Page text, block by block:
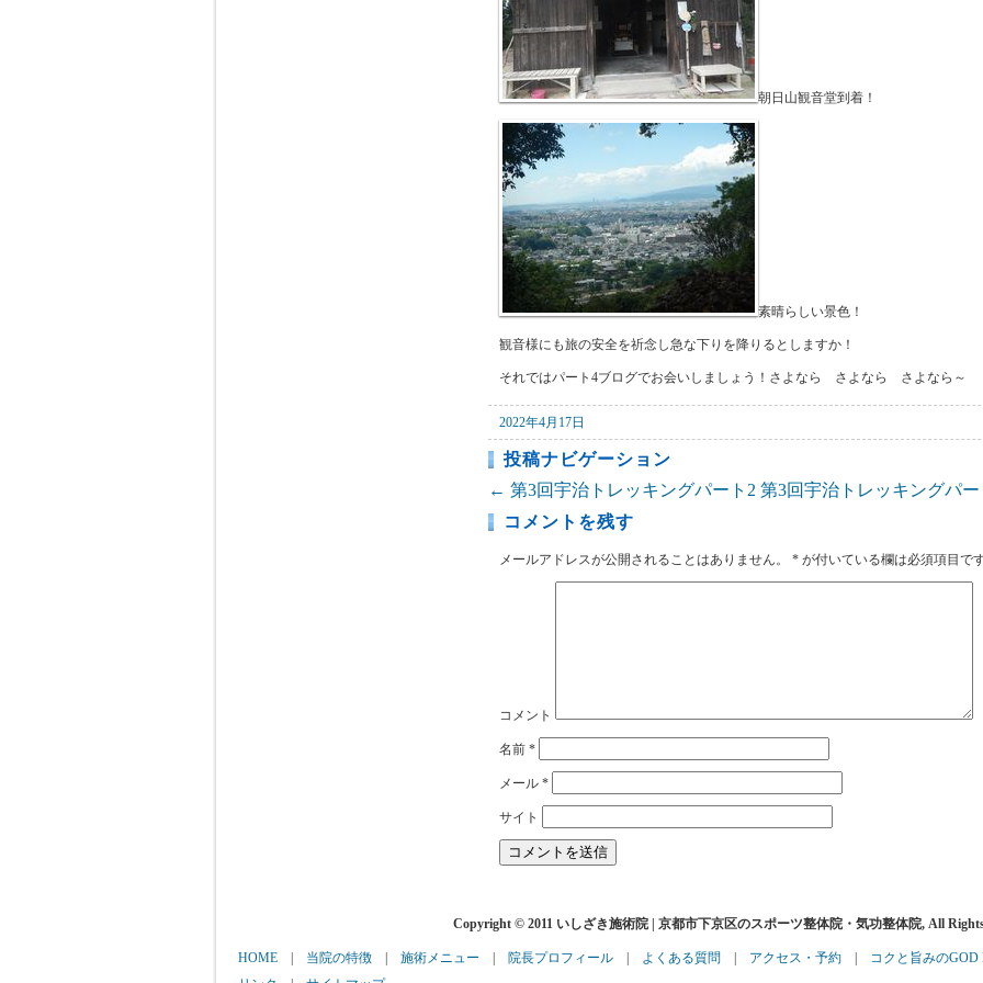
朝日山観音堂到着！
素晴らしい景色！
観音様にも旅の安全を祈念し急な下りを降りるとしますか！
それではパート4ブログでお会いしましょう！さよなら さよなら さよなら～
2022年4月17日
投稿ナビゲーション
← 第3回宇治トレッキングパート2 第3回宇治トレッキングパ
コメントを残す
メールアドレスが公開されることはありません。 * が付いている欄は必須項目で
コメント
名前 *
メール *
サイト
Copyright © 2011 いしざき施術院 | 京都市下京区のスポーツ整体院・気功整体院, All
HOME 当院の特徴 施術メニュー 院長プロフィール よくある質問 アクセス・予約
コクと旨みの